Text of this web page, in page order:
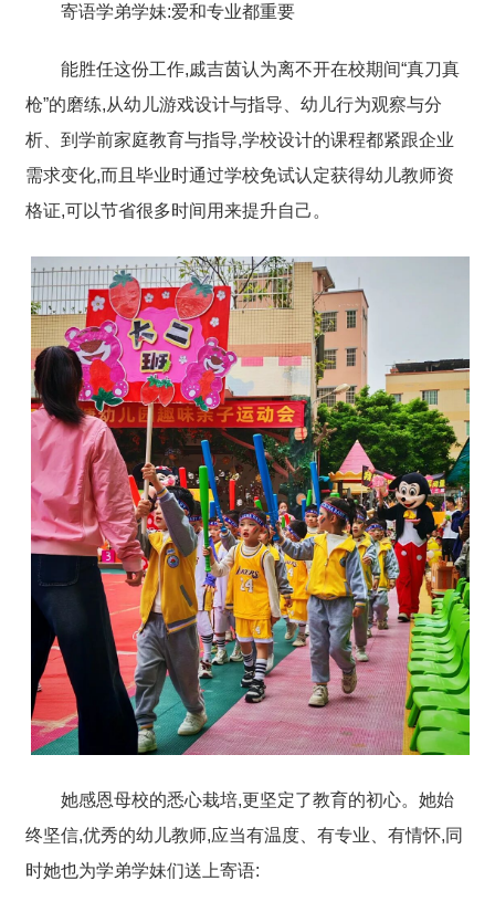
寄语学弟学妹:爱和专业都重要
能胜任这份工作,戚吉茵认为离不开在校期间“真刀真
枪”的磨练,从幼儿游戏设计与指导、幼儿行为观察与分
析、到学前家庭教育与指导,学校设计的课程都紧跟企业
需求变化,而且毕业时通过学校免试认定获得幼儿教师资
格证,可以节省很多时间用来提升自己。
她感恩母校的悉心栽培,更坚定了教育的初心。 她始
终坚信,优秀的幼儿教师,应当有温度、有专业、有情怀,同
时她也为学弟学妹们送上寄语: